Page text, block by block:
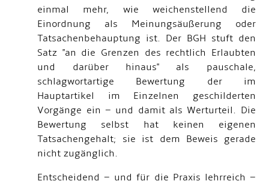
einmal mehr, wie weichenstellend die
Einordnung als Meinungsäußerung oder
Tatsachenbehauptung ist. Der BGH stuft den
Satz "an die Grenzen des rechtlich Erlaubten
und darüber hinaus" als pauschale,
schlagwortartige Bewertung der im
Hauptartikel im Einzelnen geschilderten
Vorgänge ein – und damit als Werturteil. Die
Bewertung selbst hat keinen eigenen
Tatsachengehalt; sie ist dem Beweis gerade
nicht zugänglich.
Entscheidend – und für die Praxis lehrreich –